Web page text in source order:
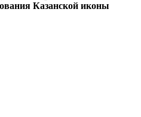
Казанской иконы